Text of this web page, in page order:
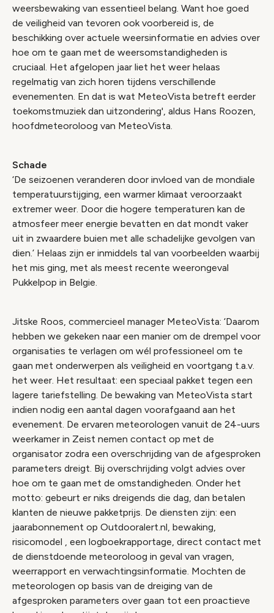
weersbewaking van essentieel belang. Want hoe goed
de veiligheid van tevoren ook voorbereid is, de
beschikking over actuele weersinformatie en advies over
hoe om te gaan met de weersomstandigheden is
cruciaal. Het afgelopen jaar liet het weer helaas
regelmatig van zich horen tijdens verschillende
evenementen. En dat is wat MeteoVista betreft eerder
toekomstmuziek dan uitzondering', aldus Hans Roozen,
hoofdmeteoroloog van MeteoVista.
Schade
‘De seizoenen veranderen door invloed van de mondiale
temperatuurstijging, een warmer klimaat veroorzaakt
extremer weer. Door die hogere temperaturen kan de
atmosfeer meer energie bevatten en dat mondt vaker
uit in zwaardere buien met alle schadelijke gevolgen van
dien.’ Helaas zijn er inmiddels tal van voorbeelden waarbij
het mis ging, met als meest recente weerongeval
Pukkelpop in Belgie.
Jitske Roos, commercieel manager MeteoVista: ‘Daarom
hebben we gekeken naar een manier om de drempel voor
organisaties te verlagen om wél professioneel om te
gaan met onderwerpen als veiligheid en voortgang t.a.v.
het weer. Het resultaat: een speciaal pakket tegen een
lagere tariefstelling. De bewaking van MeteoVista start
indien nodig een aantal dagen voorafgaand aan het
evenement. De ervaren meteorologen vanuit de 24-uurs
weerkamer in Zeist nemen contact op met de
organisator zodra een overschrijding van de afgesproken
parameters dreigt. Bij overschrijding volgt advies over
hoe om te gaan met de omstandigheden. Onder het
motto: gebeurt er niks dreigends die dag, dan betalen
klanten de nieuwe pakketprijs. De diensten zijn: een
jaarabonnement op Outdooralert.nl, bewaking,
risicomodel , een logboekrapportage, direct contact met
de dienstdoende meteoroloog in geval van vragen,
weerrapport en verwachtingsinformatie. Mochten de
meteorologen op basis van de dreiging van de
afgesproken parameters over gaan tot een proactieve